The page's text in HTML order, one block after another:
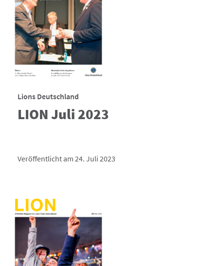
Lions Deutschland
LION Juli 2023
Veröffentlicht am 24. Juli 2023